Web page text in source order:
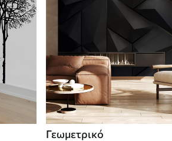
Γεωμετρικό